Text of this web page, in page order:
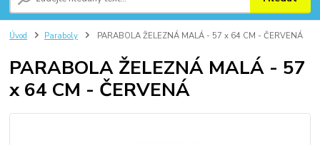
Úvod Paraboly PARABOLA ŽELEZNÁ MALÁ - 57 x 64 CM - ČERVENÁ
PARABOLA ŽELEZNÁ MALÁ - 57
x 64 CM - ČERVENÁ